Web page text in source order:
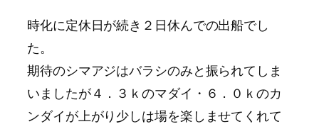
時化に定休日が続き２日休んでの出船でし
た。
期待のシマアジはバラシのみと振られてしま
いましたが４．３ｋのマダイ・６．０ｋのカ
ンダイが上がり少しは場を楽しませてくれて